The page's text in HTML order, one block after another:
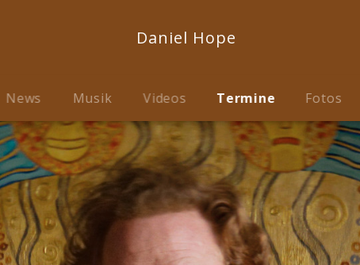
Daniel Hope
News Musik Videos Termine Fotos